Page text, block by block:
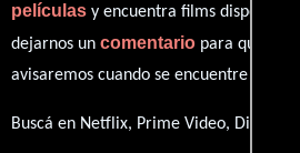
películas y encuentra films
dejarnos un comentario para que le
avisaremos cuando se encuentre
Buscá en Netflix, Prime Video, Disney+